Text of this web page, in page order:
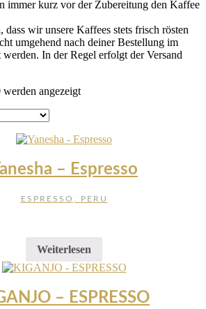
immer kurz vor der Zubereitung den Kaffee
dass wir unsere Kaffees stets frisch rösten
umgehend nach deiner Bestellung im
In der Regel erfolgt der Versand
angezeigt
– Espresso
ESPRESSO, PERU
Weiterlesen
– ESPRESSO